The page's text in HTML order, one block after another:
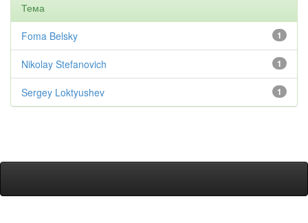
Тема
1
Foma Belsky
1
Nikolay Stefanovich
1
Sergey Loktyushev